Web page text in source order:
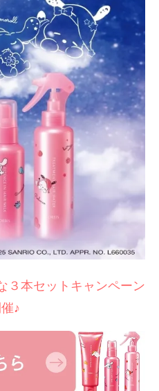
本セットキャンペーン
♪